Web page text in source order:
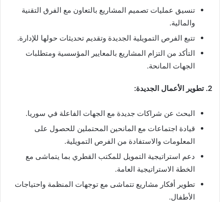
تنسيق عمليات تصميم المشاريع بالتعاون مع الفرق التقنية
والمالية.
تتبع الفرص التمويلية الجديدة وتقديم تحديثات حولها للإدارة.
التأكد من التزام المشاريع بالمعايير المؤسسية ومتطلبات
الجهات المانحة.
2. تطوير الأعمال الجديدة:
البحث عن شراكات جديدة مع الجهات الفاعلة في سوريا.
قيادة اجتماعات مع المانحين المحتملين للحصول على
المعلومات والاستفادة من الفرص التمويلية.
دعم استراتيجية التمويل للمكتب القطري بما يتماشى مع
الخطة الاستراتيجية العامة.
تطوير أفكار مشاريع تتماشى مع توجهات المنظمة واحتياجات
الأطفال.